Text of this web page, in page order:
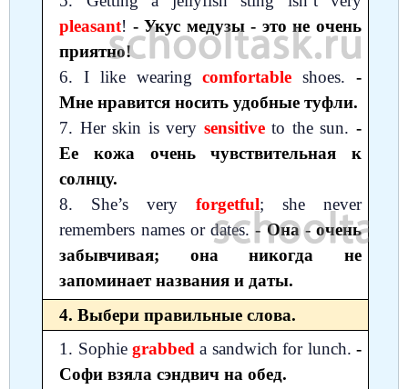
pleasant! - Укус медузы - это не очень
приятно!
6. I like wearingcomfortable shoes. -
Мне нравится носить удобные туфли.
7. Her skin is very sensitiveto the sun.-
Ее кожа очень чувствительная к
солнцу.
8. She’s veryforgetful; she never
remembers names or dates.- Она - очень
забывчивая; она никогда не
запоминает названия и даты.
4. Выбери правильные слова.
1. Sophiegrabbed a sandwich for lunch. -
Софи взяла сэндвич на обед.